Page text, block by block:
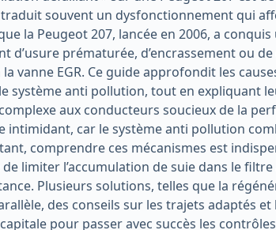
traduit souvent un dysfonctionnement qui
la Peugeot 207, lancée en 2006, a
d’usure prématurée, d’encrassement ou
vanne EGR. Ce guide approfondit les
anti pollution, tout en expliquant
aux conducteurs soucieux de la
intimidant, car le système anti pollution
comprendre ces mécanismes est
limiter l’accumulation de suie dans le
Plusieurs solutions, telles que la
des conseils sur les trajets adaptés
pour passer avec succès les